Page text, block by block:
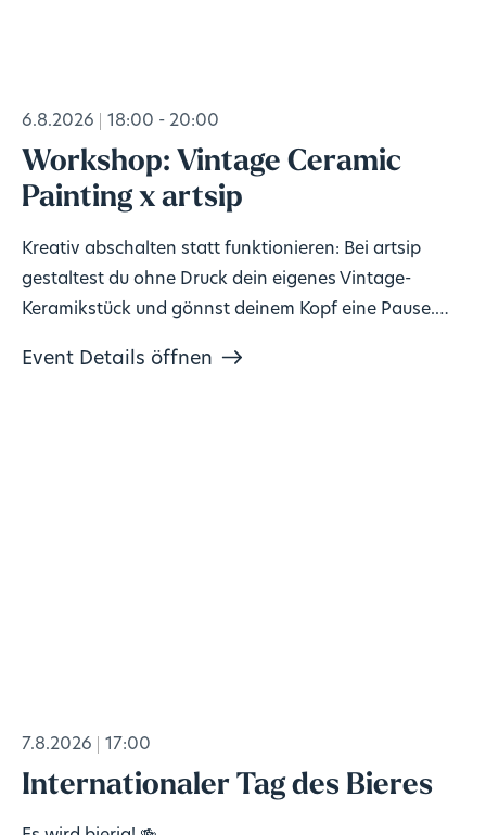
6.8.2026 18:00 - 20:00
Workshop: Vintage Ceramic
Painting x artsip
Kreativ abschalten statt funktionieren: Bei artsip
gestaltest du ohne Druck dein eigenes Vintage-
Keramikstück und gönnst deinem Kopf eine Pause.
Event Details öffnen
7.8.2026 17:00
Internationaler Tag des Bieres